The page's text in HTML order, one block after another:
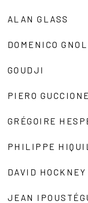
ALAN GLASS
DOMENICO
GOUDJI
PIERO GUCCIONE
GRÉGOIRE
PHILIPPE
DAVID HOCKNEY
JEAN